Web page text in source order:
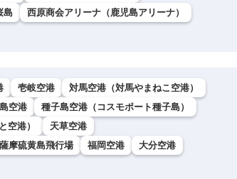
島
西原商会アリーナ（鹿児島アリーナ）
壱岐空港
対馬空港（対馬やまねこ空港）
空港
種子島空港（コスモポート種子島）
空港）
天草空港
薩摩硫黄島飛行場 福岡空港
大分空港